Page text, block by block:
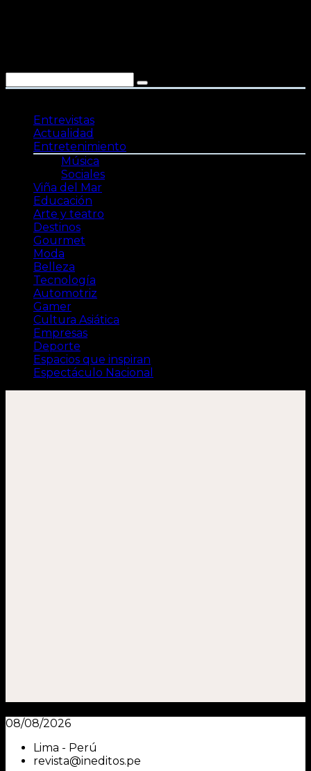
Entrevistas
Actualidad
Entretenimiento
Música
Sociales
Viña del Mar
Educación
Arte y teatro
Destinos
Gourmet
Moda
Belleza
Tecnología
Automotriz
Gamer
Cultura Asiática
Empresas
Deporte
Espacios que inspiran
Espectáculo Nacional
08/08/2026
Lima - Perú
revista@ineditos.pe